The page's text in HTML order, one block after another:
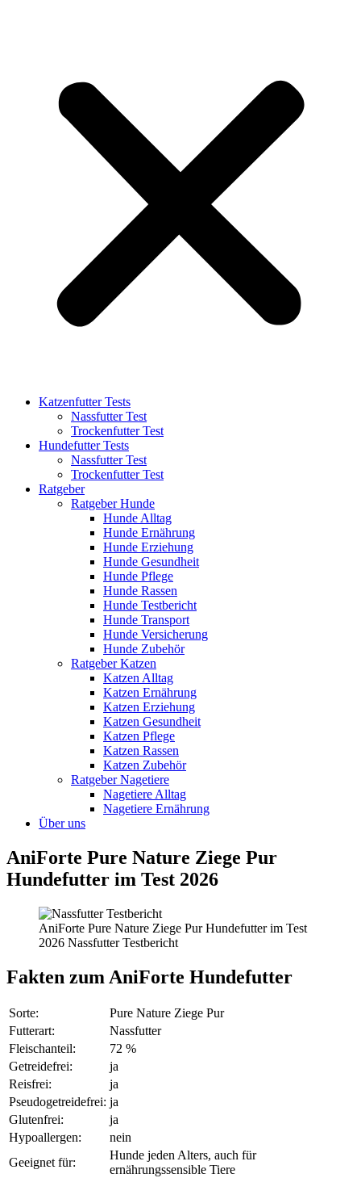
Katzenfutter Tests
Nassfutter Test
Trockenfutter Test
Hundefutter Tests
Nassfutter Test
Trockenfutter Test
Ratgeber
Ratgeber Hunde
Hunde Alltag
Hunde Ernährung
Hunde Erziehung
Hunde Gesundheit
Hunde Pflege
Hunde Rassen
Hunde Testbericht
Hunde Transport
Hunde Versicherung
Hunde Zubehör
Ratgeber Katzen
Katzen Alltag
Katzen Ernährung
Katzen Erziehung
Katzen Gesundheit
Katzen Pflege
Katzen Rassen
Katzen Zubehör
Ratgeber Nagetiere
Nagetiere Alltag
Nagetiere Ernährung
Über uns
AniForte Pure Nature Ziege Pur
Hundefutter im Test 2026
AniForte Pure Nature Ziege Pur Hundefutter im Test
2026 Nassfutter Testbericht
Fakten zum AniForte Hundefutter
Sorte:
Pure Nature Ziege Pur
Futterart:
Nassfutter
Fleischanteil:
72 %
Getreidefrei:
ja
Reisfrei:
ja
Pseudogetreidefrei: ja
Glutenfrei:
ja
Hypoallergen:
nein
Geeignet für:
Hunde jeden Alters, auch für
ernährungssensible Tiere